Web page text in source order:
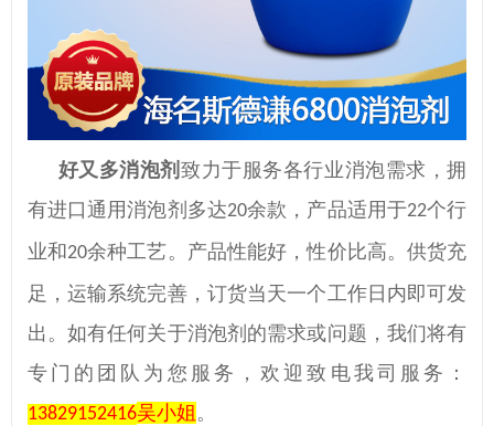
好又多消泡剂 致力于服务各行业消泡需求，拥
有进口通用消泡剂多达20余款，产品适用于22个行
业和20余种工艺。产品性能好，性价比高。供货充
足，运输系统完善，订货当天一个工作日内即可发
出。如有任何关于消泡剂的需求或问题，我们将有
专门的团队为您服务，欢迎致电我司服务：
13829152416吴小姐 。